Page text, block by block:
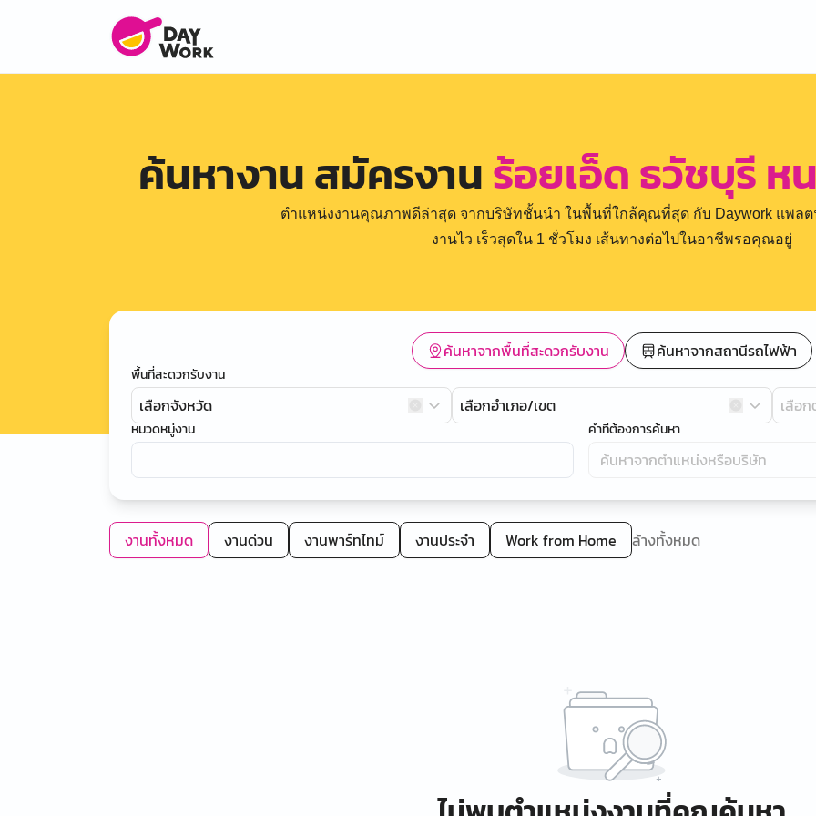
ค้นหางาน สมัครงานร้อยเอ็ด ธวัชบุรี
ตำแหน่งงานคุณภาพดีล่าสุด จากบริษัทชั้นนำ ในพื้นที่ใกล้คุณที่สุด กับ Daywork แพล
งานไว เร็วสุดใน 1 ชั่วโมง เส้นทางต่อไปในอาชีพรอคุณอยู่
ค้นหาจากพื้นที่สะดวกรับงาน ค้นหาจากสถานีรถไฟฟ้า
พื้นที่สะดวกรับงาน
เลือกจังหวัด เลือกอำเภอ/เขต เลือ
หมวดหมู่งาน คำที่ต้องการค้นหา
งานทั้งหมด งานด่วน งานพาร์ทไทม์ งานประจำ Work from Home ล้างทั้งหมด